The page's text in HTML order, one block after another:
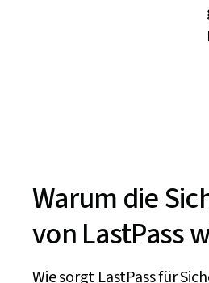
Warum die
von LastPass
Wie sorgt LastPass für